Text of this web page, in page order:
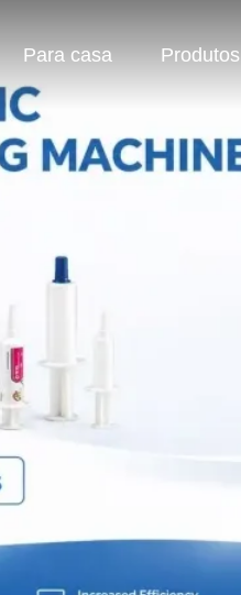
Para casa Produtos